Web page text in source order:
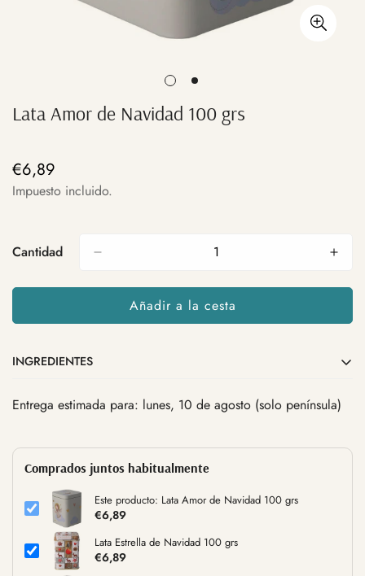
Lata Amor de Navidad 100 grs
Precio
regular
€6,89
Impuesto incluido.
Cantidad
Añadir a la cesta
INGREDIENTES
Entrega estimada para: lunes, 10 de agosto (solo península)
Comprados juntos habitualmente
Este producto: Lata Amor de Navidad 100 grs
€6,89
Lata Estrella de Navidad 100 grs
€6,89